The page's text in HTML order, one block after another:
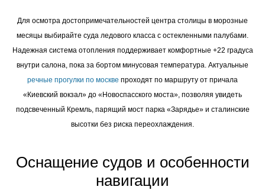
Для осмотра достопримечательностей центра столицы в морозные
месяцы выбирайте суда ледового класса с остекленными палубами.
Надежная система отопления поддерживает комфортные +22 градуса
внутри салона, пока за бортом минусовая температура. Актуальные
речные прогулки по москве проходят по маршруту от причала
«Киевский вокзал» до «Новоспасского моста», позволяя увидеть
подсвеченный Кремль, парящий мост парка «Зарядье» и сталинские
высотки без риска переохлаждения.
Оснащение судов и особенности
навигации